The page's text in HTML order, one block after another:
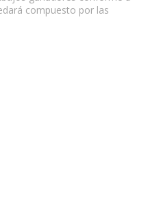
compuesto por las